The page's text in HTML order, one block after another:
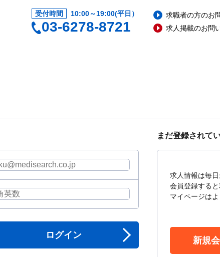
受付時間 10:00～19:00(平日）
03-6278-8721
求職者の方のお
求人掲載のお問
ログイン
まだ登録されて
求人情報は毎日
会員登録する
マイページは
新規